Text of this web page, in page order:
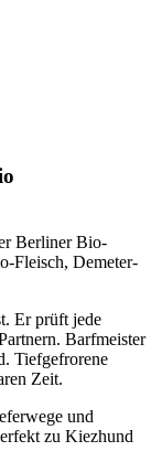
Berliner Bio-
Fleisch, Demeter-
Er prüft jede
Barfmeister
Tiefgefrorene
Zeit.
und
zu Kiezhund